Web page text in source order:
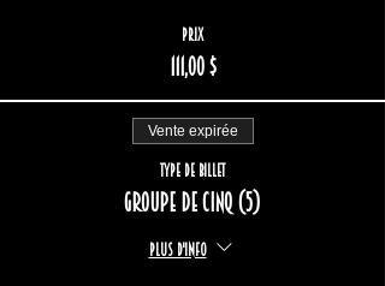
Prix
111,00 $
Vente expirée
Type de billet
Groupe de cinq (5)
Plus d'info